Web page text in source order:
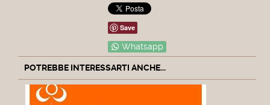
Save
Whatsapp
POTREBBE INTERESSARTI ANCHE...